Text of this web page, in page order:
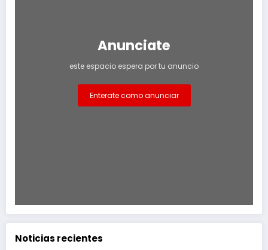
Anunciate
este espacio espera por tu anuncio
Enterate como anunciar
Noticias recientes